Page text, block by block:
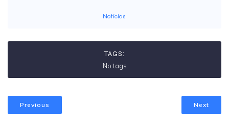
Notícias
TAGS:
No tags
Previous Next